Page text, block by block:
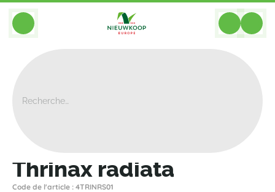
BACK
Thrinax radiata
Code de l'article : 4TRINRS01